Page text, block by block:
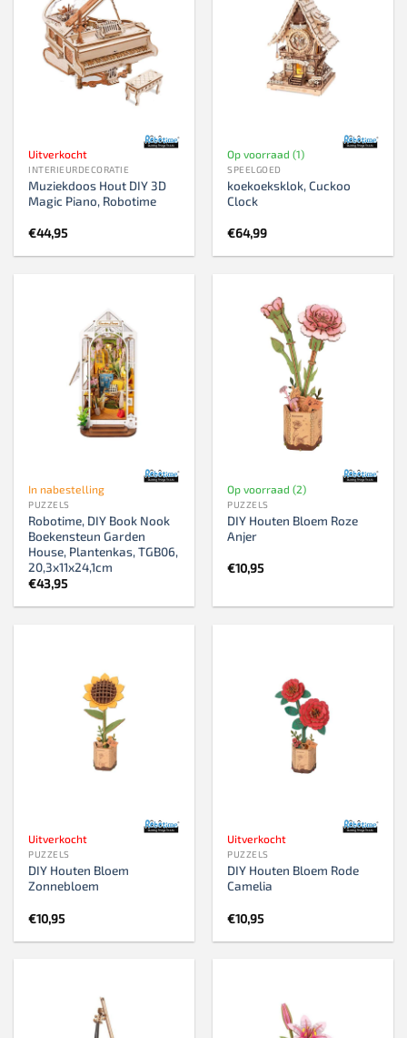
Uitverkocht
INTERIEURDECORATIE
Muziekdoos Hout DIY 3D
Magic Piano, Robotime
€44,95
Op voorraad (1)
SPEELGOED
koekoeksklok, Cuckoo
Clock
€64,99
In nabestelling
PUZZELS
Robotime, DIY Book Nook
Boekensteun Garden
House, Plantenkas, TGB06,
20,3x11x24,1cm
€43,95
Op voorraad (2)
PUZZELS
DIY Houten Bloem Roze
Anjer
€10,95
Uitverkocht
PUZZELS
DIY Houten Bloem
Zonnebloem
€10,95
Uitverkocht
PUZZELS
DIY Houten Bloem Rode
Camelia
€10,95